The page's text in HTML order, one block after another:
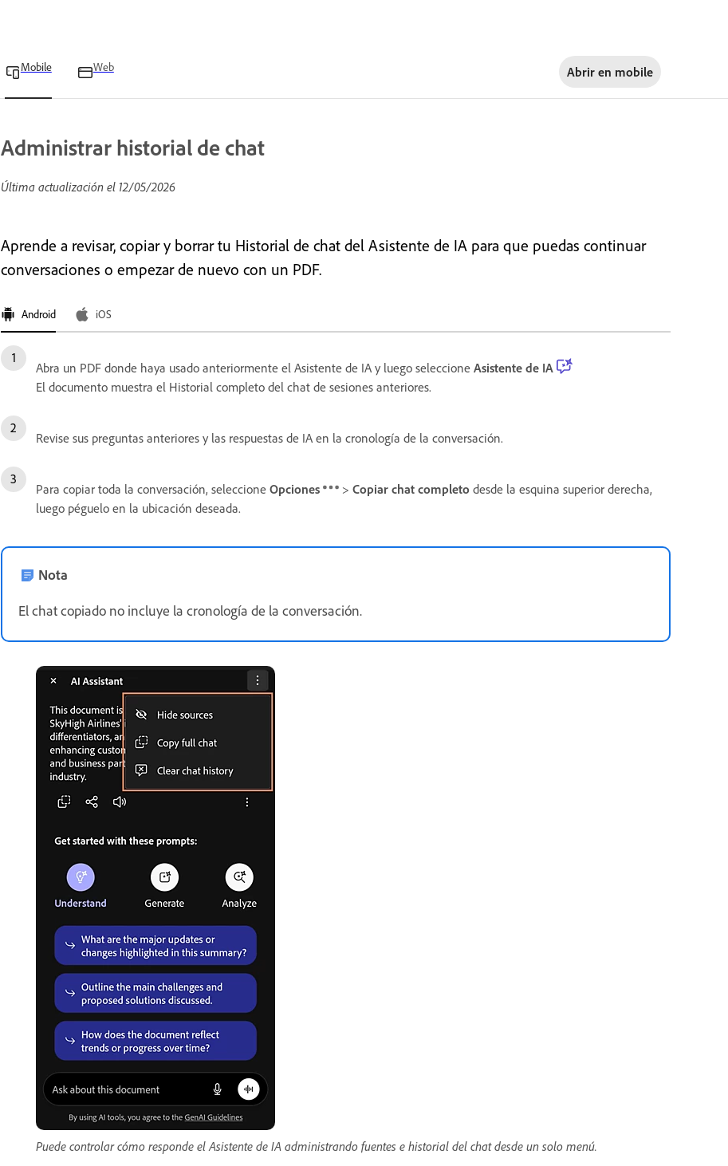
Mobile Web Abrir en mobile
Administrar historial de chat
Última actualización el 12/05/2026
Aprende a revisar, copiar y borrar tu Historial de chat del Asistente de IA para que puedas continuar
conversaciones o empezar de nuevo con un PDF.
Android iOS
Abra un PDF donde haya usado anteriormente el Asistente de IA y luego seleccione Asistente de IA
El documento muestra el Historial completo del chat de sesiones anteriores.
Revise sus preguntas anteriores y las respuestas de IA en la cronología de la conversación.
Para copiar toda la conversación, seleccione Opciones > Copiar chat completo desde la esquina superior derecha,
luego péguelo en la ubicación deseada.
Nota
El chat copiado no incluye la cronología de la conversación.
Puede controlar cómo responde el Asistente de IA administrando fuentes e historial del chat desde un solo menú.